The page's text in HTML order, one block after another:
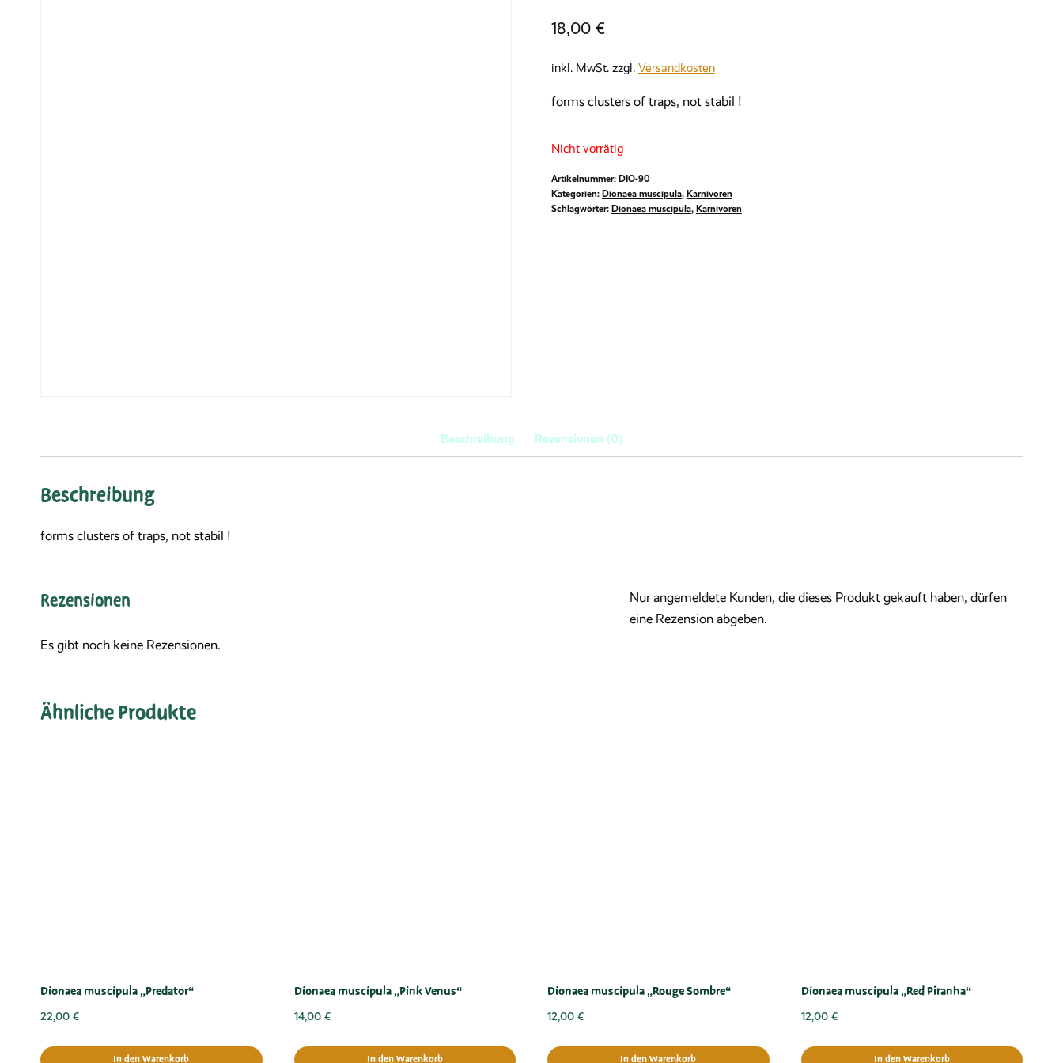
18,00 €
inkl. MwSt. zzgl. Versandkosten
forms clusters of traps, not stabil !
Nicht vorrätig
Artikelnummer: DIO-90
Kategorien: Dionaea muscipula, Karnivoren
Schlagwörter: Dionaea muscipula, Karnivoren
Beschreibung Rezensionen (0)
Beschreibung
forms clusters of traps, not stabil !
Rezensionen
Es gibt noch keine Rezensionen.
Nur angemeldete Kunden, die dieses Produkt gekauft haben, dürfen
eine Rezension abgeben.
Ähnliche Produkte
Dionaea muscipula „Predator“
22,00 €
In den Warenkorb
Dionaea muscipula „Pink Venus“
14,00 €
In den Warenkorb
Dionaea muscipula „Rouge Sombre“
12,00 €
In den Warenkorb
Dionaea muscipula „Red Piranha“
12,00 €
In den Warenkorb